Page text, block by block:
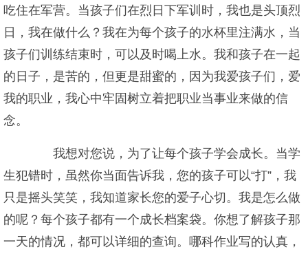
吃住在军营。当孩子们在烈日下军训时，我也是头顶烈
日，我在做什么？我在为每个孩子的水杯里注满水，当
孩子们训练结束时，可以及时喝上水。我和孩子在一起
的日子，是苦的，但更是甜蜜的，因为我爱孩子们，爱
我的职业，我心中牢固树立着把职业当事业来做的信
念。
我想对您说，为了让每个孩子学会成长。当学
生犯错时，虽然你当面告诉我，您的孩子可以“打”，我
只是摇头笑笑，我知道家长您的爱子心切。我是怎么做
的呢？每个孩子都有一个成长档案袋。你想了解孩子那
一天的情况，都可以详细的查询。哪科作业写的认真，